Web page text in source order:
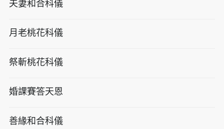
夫妻和合科儀
月老桃花科儀
祭斬桃花科儀
婚課賽答天恩
善緣和合科儀